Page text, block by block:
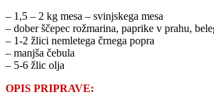
– 1,5 – 2 kg mesa – svinjskega mesa
– dober ščepec rožmarina, paprike v prahu,
– 1-2 žlici nemletega črnega popra
– manjša čebula
– 5-6 žlic olja
OPIS PRIPRAVE: